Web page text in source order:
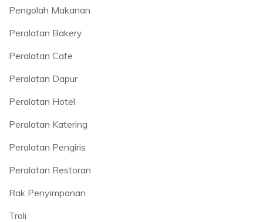
Pengolah Makanan
Peralatan Bakery
Peralatan Cafe
Peralatan Dapur
Peralatan Hotel
Peralatan Katering
Peralatan Pengiris
Peralatan Restoran
Rak Penyimpanan
Troli